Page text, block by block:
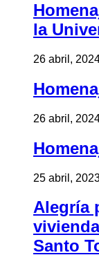
la
26 abril,
26 abril,
25 abril,
Alegría
Santo